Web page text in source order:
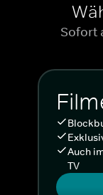
Sofort
Auch
TV